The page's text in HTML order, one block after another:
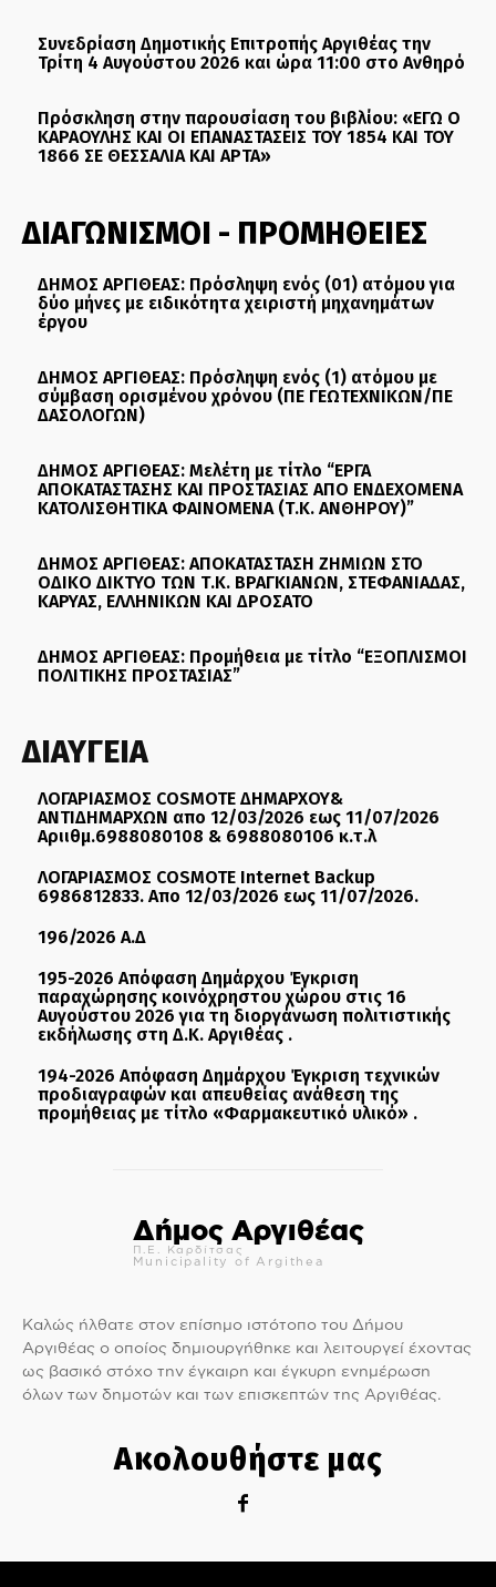
Συνεδρίαση Δημοτικής Επιτροπής Αργιθέας την
Τρίτη 4 Αυγούστου 2026 και ώρα 11:00 στο Ανθηρό
Πρόσκληση στην παρουσίαση του βιβλίου: «ΕΓΩ Ο
ΚΑΡΑΟΥΛΗΣ ΚΑΙ ΟΙ ΕΠΑΝΑΣΤΑΣΕΙΣ ΤΟΥ 1854 ΚΑΙ ΤΟΥ
1866 ΣΕ ΘΕΣΣΑΛΙΑ ΚΑΙ ΑΡΤΑ»
ΔΙΑΓΩΝΙΣΜΟΙ - ΠΡΟΜΗΘΕΙΕΣ
ΔΗΜΟΣ ΑΡΓΙΘΕΑΣ: Πρόσληψη ενός (01) ατόμου για
δύο μήνες με ειδικότητα χειριστή μηχανημάτων
έργου
ΔΗΜΟΣ ΑΡΓΙΘΕΑΣ: Πρόσληψη ενός (1) ατόμου με
σύμβαση ορισμένου χρόνου (ΠΕ ΓΕΩΤΕΧΝΙΚΩΝ/ΠΕ
ΔΑΣΟΛΟΓΩΝ)
ΔΗΜΟΣ ΑΡΓΙΘΕΑΣ: Μελέτη με τίτλο “ΕΡΓΑ
ΑΠΟΚΑΤΑΣΤΑΣΗΣ ΚΑΙ ΠΡΟΣΤΑΣΙΑΣ ΑΠΟ ΕΝΔΕΧΟΜΕΝΑ
ΚΑΤΟΛΙΣΘΗΤΙΚΑ ΦΑΙΝΟΜΕΝΑ (Τ.Κ. ΑΝΘΗΡΟΥ)”
ΔΗΜΟΣ ΑΡΓΙΘΕΑΣ: ΑΠΟΚΑΤΑΣΤΑΣΗ ΖΗΜΙΩΝ ΣΤΟ
ΟΔΙΚΟ ΔΙΚΤΥΟ ΤΩΝ Τ.Κ. ΒΡΑΓΚΙΑΝΩΝ, ΣΤΕΦΑΝΙΑΔΑΣ,
ΚΑΡΥΑΣ, ΕΛΛΗΝΙΚΩΝ ΚΑΙ ΔΡΟΣΑΤΟ
ΔΗΜΟΣ ΑΡΓΙΘΕΑΣ: Προμήθεια με τίτλο “ΕΞΟΠΛΙΣΜΟΙ
ΠΟΛΙΤΙΚΗΣ ΠΡΟΣΤΑΣΙΑΣ”
ΔΙΑΥΓΕΙΑ
ΛΟΓΑΡΙΑΣΜΟΣ COSMOTE ΔΗΜΑΡΧΟΥ&
ΑΝΤΙΔΗΜΑΡΧΩΝ απο 12/03/2026 εως 11/07/2026
Αριιθμ.6988080108 & 6988080106 κ.τ.λ
ΛΟΓΑΡΙΑΣΜΟΣ COSMOTE Internet Backup
6986812833. Απο 12/03/2026 εως 11/07/2026.
196/2026 Α.Δ
195-2026 Απόφαση Δημάρχου Έγκριση
παραχώρησης κοινόχρηστου χώρου στις 16
Αυγούστου 2026 για τη διοργάνωση πολιτιστικής
εκδήλωσης στη Δ.Κ. Αργιθέας .
194-2026 Απόφαση Δημάρχου Έγκριση τεχνικών
προδιαγραφών και απευθείας ανάθεση της
προμήθειας με τίτλο «Φαρμακευτικό υλικό» .
Δήμος Αργιθέας
Π.Ε. Καρδίτσας
Municipality of Argithea
Καλώς ήλθατε στον επίσημο ιστότοπο του Δήμου
Αργιθέας ο οποίος δημιουργήθηκε και λειτουργεί έχοντας
ως βασικό στόχο την έγκαιρη και έγκυρη ενημέρωση
όλων των δημοτών και των επισκεπτών της Αργιθέας.
Ακολουθήστε μας